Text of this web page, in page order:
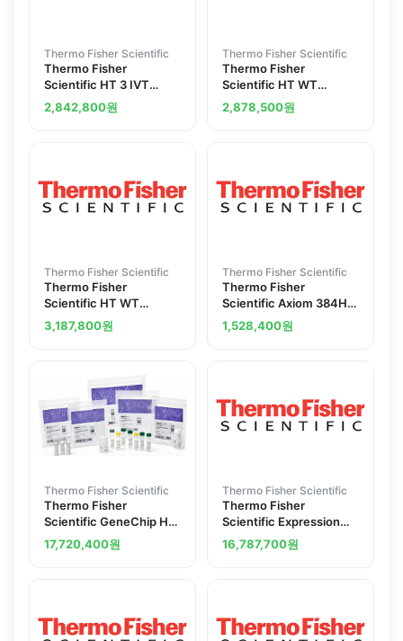
Thermo Fisher Scientific
Thermo Fisher
Scientific HT 3 IVT
PLUS Consumables for
Biomek FXP Target Prep
2,842,800원
Thermo Fisher Scientific
Thermo Fisher
Scientific HT WT
Expression Assay
Consumables for
2,878,500원
Thermo Fisher Scientific
Thermo Fisher
Scientific HT WT
Terminal Labeling and
Controls Kit 1 x 24
3,187,800원
Thermo Fisher Scientific
Thermo Fisher
Scientific Axiom 384HT
Consumables Kit for
Biomek FXp
1,528,400원
Thermo Fisher Scientific
Thermo Fisher
Scientific GeneChip HT
WT PLUS Reagent Kit
17,720,400원
Thermo Fisher Scientific
Thermo Fisher
Scientific Expression
ATP Install Kit for
Beckman Biomek FX P
16,787,700원